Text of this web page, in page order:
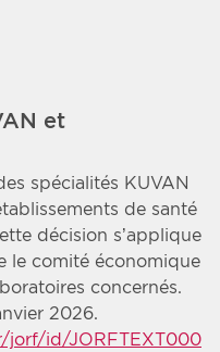
et
spécialités KUVAN
de santé
décision s’applique
le comité économique
concernés.
2026.
jorf/id/JORFTEXT000